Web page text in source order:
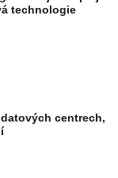
technologie
centrech,